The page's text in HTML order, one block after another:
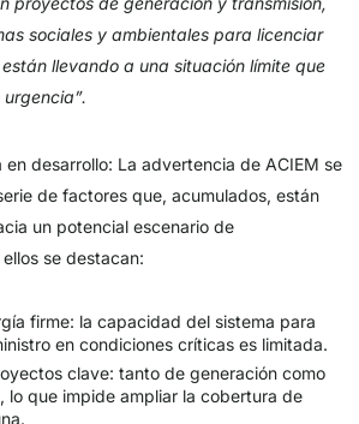
sociales y ambientales para licenciar
llevando a una situación límite que
en desarrollo: La advertencia de ACIEM se
de factores que, acumulados, están
un potencial escenario de
se destacan:
firme: la capacidad del sistema para
en condiciones críticas es limitada.
clave: tanto de generación como
lo que impide ampliar la cobertura de